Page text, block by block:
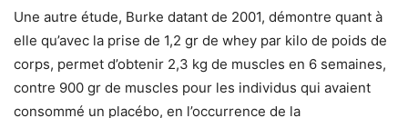
Une autre étude, Burke datant de 2001, démontre quant à
elle qu’avec la prise de 1,2 gr de whey par kilo de poids de
corps, permet d’obtenir 2,3 kg de muscles en 6 semaines,
contre 900 gr de muscles pour les individus qui avaient
consommé un placébo, en l’occurrence de la